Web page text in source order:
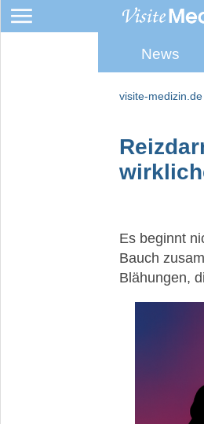
News
visite-medizin.de
Es beginnt
Bauch
Blähungen,